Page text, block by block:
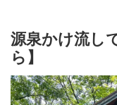
源泉かけ流し
ら】